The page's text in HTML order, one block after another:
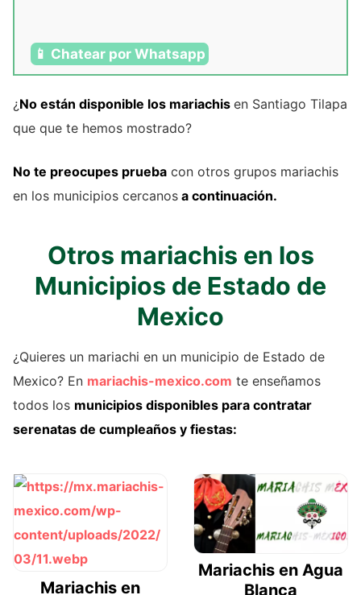
📱 Chatear por Whatsapp
¿No están disponible los mariachis en Santiago Tilapa
que que te hemos mostrado?
No te preocupes prueba con otros grupos mariachis
en los municipios cercanos a continuación.
Otros mariachis en los
Municipios de Estado de
Mexico
¿Quieres un mariachi en un municipio de Estado de
Mexico? En mariachis-mexico.com te enseñamos
todos los municipios disponibles para contratar
serenatas de cumpleaños y fiestas:
Mariachis en
Mariachis en Agua
Blanca